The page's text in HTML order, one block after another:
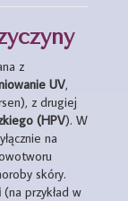
z
UV,
z drugiej
(HPV). W
na
skóry.
(na przykład w